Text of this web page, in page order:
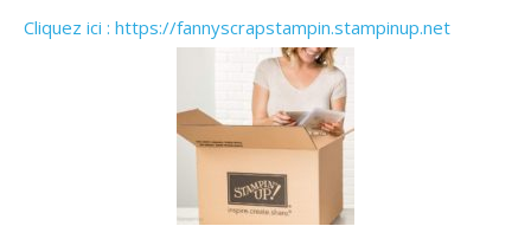
Cliquez ici : https://fannyscrapstampin.stampinup.net